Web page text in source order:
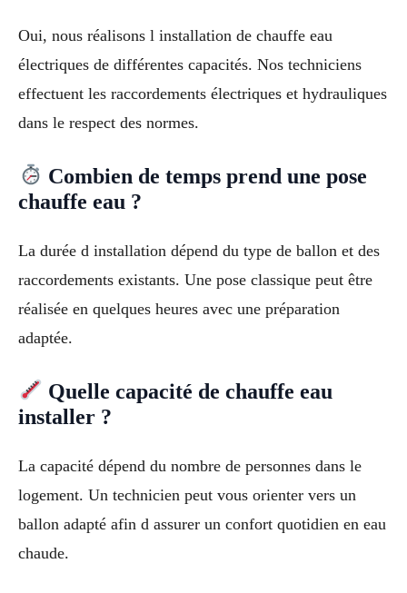
Oui, nous réalisons l installation de chauffe eau
électriques de différentes capacités. Nos techniciens
effectuent les raccordements électriques et hydrauliques
dans le respect des normes.
Combien de temps prend une pose
chauffe eau ?
La durée d installation dépend du type de ballon et des
raccordements existants. Une pose classique peut être
réalisée en quelques heures avec une préparation
adaptée.
Quelle capacité de chauffe eau
installer ?
La capacité dépend du nombre de personnes dans le
logement. Un technicien peut vous orienter vers un
ballon adapté afin d assurer un confort quotidien en eau
chaude.